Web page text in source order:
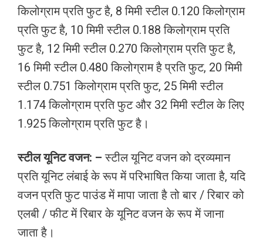
किलोग्राम प्रति फुट है, 8 मिमी स्टील 0.120 किलोग्राम
प्रति फुट है, 10 मिमी स्टील 0.188 किलोग्राम प्रति
फुट है, 12 मिमी स्टील 0.270 किलोग्राम प्रति फुट है,
16 मिमी स्टील 0.480 किलोग्राम है प्रति फुट, 20 मिमी
स्टील 0.751 किलोग्राम प्रति फुट, 25 मिमी स्टील
1.174 किलोग्राम प्रति फुट और 32 मिमी स्टील के लिए
1.925 किलोग्राम प्रति फुट है।
स्टील यूनिट वजन: – स्टील यूनिट वजन को द्रव्यमान
प्रति यूनिट लंबाई के रूप में परिभाषित किया जाता है, यदि
वजन प्रति फुट पाउंड में मापा जाता है तो बार / रिबार को
एलबी / फीट में रिबार के यूनिट वजन के रूप में जाना
जाता है।